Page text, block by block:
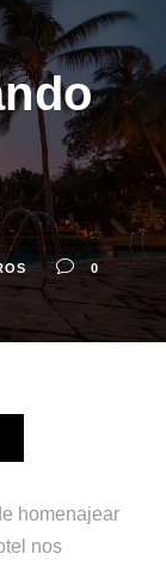
0
homenajear
nos